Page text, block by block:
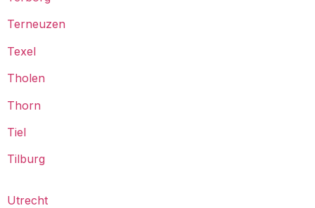
Terneuzen
Texel
Tholen
Thorn
Tiel
Tilburg
Utrecht